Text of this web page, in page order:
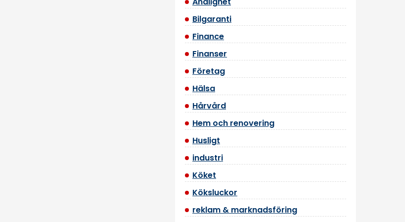
Bilgaranti
Finance
Finanser
Företag
Hälsa
Hårvård
Hem och renovering
Husligt
industri
Köket
Köksluckor
reklam & marknadsföring